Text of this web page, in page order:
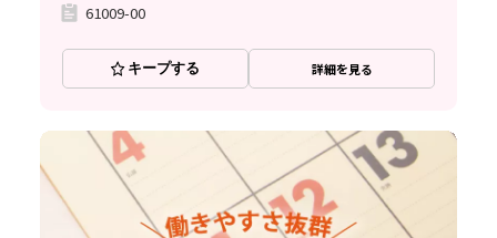
61009-00
キープする 詳細を見る